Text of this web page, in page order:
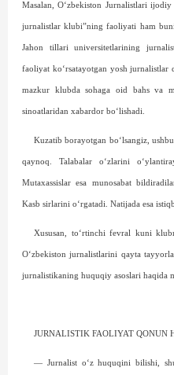
Masalan, O‘zbekiston Jurnalistlari
jurnalistlar klubi”ning faoliyati ham
Jahon tillari universitetlarining
faoliyat ko‘rsatayotgan yosh jurnalistlar
mazkur klubda sohaga oid bahs va
sinoatlaridan xabardor bo‘lishadi.
Kuzatib borayotgan bo‘lsangiz,
qaynoq. Talabalar o‘zlarini
Mutaxassislar esa munosabat
Kasb sirlarini o‘rgatadi. Natijada esa
Xususan, to‘rtinchi fevral kuni
O‘zbekiston jurnalistlarini qayta
jurnalistikaning huquqiy asoslari haqida
JURNALISTIK FAOLIYAT QONUN
— Jurnalist o‘z huquqini bilishi,